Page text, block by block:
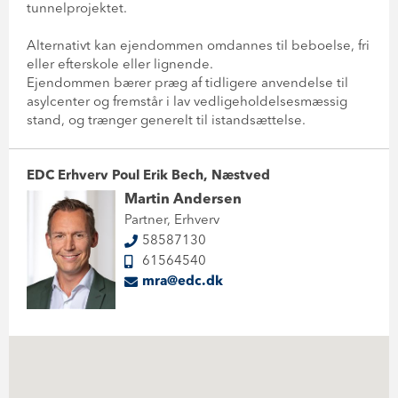
tunnelprojektet.
Alternativt kan ejendommen omdannes til beboelse, fri
eller efterskole eller lignende.
Ejendommen bærer præg af tidligere anvendelse til
asylcenter og fremstår i lav vedligeholdelsesmæssig
stand, og trænger generelt til istandsættelse.
EDC Erhverv Poul Erik Bech, Næstved
Martin Andersen
Partner, Erhverv
58587130
61564540
mra@edc.dk